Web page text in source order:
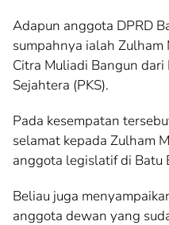
Adapun anggota DPRD
sumpahnya ialah
Citra Muliadi Bangun dari
Sejahtera (PKS).
Pada kesempatan
selamat kepada Zulham
anggota legislatif di Batu
Beliau juga
anggota dewan yang